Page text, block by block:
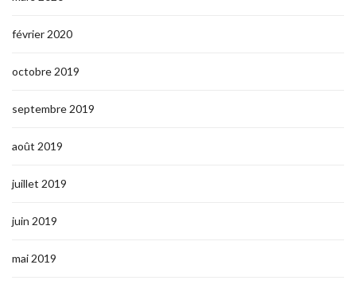
février 2020
octobre 2019
septembre 2019
août 2019
juillet 2019
juin 2019
mai 2019